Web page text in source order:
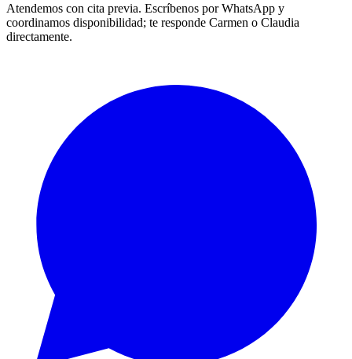
Atendemos con cita previa. Escríbenos por WhatsApp y
coordinamos disponibilidad; te responde Carmen o Claudia
directamente.